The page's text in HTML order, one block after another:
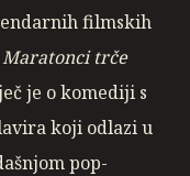
filmskih
Maratonci trče
je o komediji s
koji odlazi u
pop-